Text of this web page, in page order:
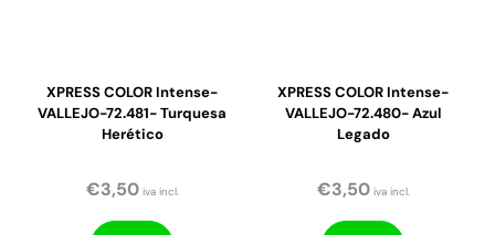
XPRESS COLOR Intense-
VALLEJO-72.481- Turquesa
Herético
€3,50 iva incl.
XPRESS COLOR Intense-
VALLEJO-72.480- Azul
Legado
€3,50 iva incl.